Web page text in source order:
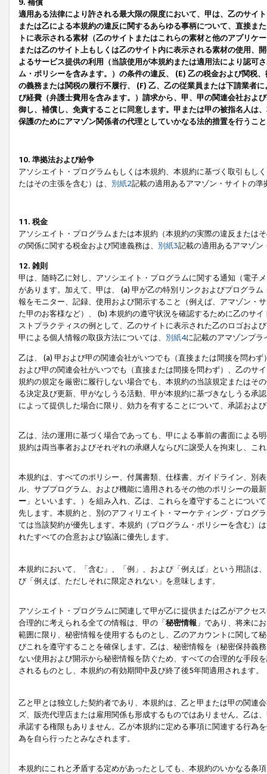
9. 補償
適用ある法律により許される最大限の限度において、甲は、乙のサイ
または乙による本規約の違反に関するあらゆる事柄について、直接ま
トに表示される素材（乙のサイトまたはこれらの素材と他のアプリ
または乙のサイト上もしくは乙のサイト内に表示される素材の使用、
よるサービス提供の利用（当該使用が本規約または適用法により認可
ム・ポリシーを含みます。）の条件の違反、 (E) 乙の税金および関税
の義務または関税の履行不履行、 (F) 乙、乙の従業員または下請業者
び経費（弁護士費用を含みます。）請求から、甲、甲の関連会社およ
御し、補償し、免責することに同意します。甲または甲の被指名人は
保護のためにアマゾン関係者の代理としていかなる法的措置を行うこ
10. 準拠法および紛争
アソシエイト・プログラムもしくは本規約、本規約に基づく取引もし
たはその主張を含む）は、 別紙2記載の適用あるアマゾン・サイトの
11. 税金
アソシエイト・プログラムまたは本規約（本規約の実際の違反または
の関係に関する税金および関連義務は、 別紙3記載の適用あるアマゾン
12. 雑則
甲は、随時乙に対し、アソシエイト・プログラムに関する通知（電子
があります。加えて、甲は、 (a) 甲が乙の特別リンクおよびプログラ
報をモニター、記録、使用および開示すること（例えば、アマゾン・
た甲のお客様など）、 (b) 本規約の遵守状況を確認するために乙のサ
ストプラクティスの例として、乙のサイトに表示された乙のロゴおよ
甲による個人情報の取扱方法については、 別紙4に記載のアマゾンプ
乙は、 (a) 甲および甲の関連会社がいつでも（直接または間接を問わ
および甲の関連会社がいつでも（直接または間接を問わず）、乙のサ
規約の規定を厳密に履行しない場合でも、本規約の当該規定またはそ
る決定及び更新、甲がなしうる活動、甲が本規約に基づきなしうる承
によって提供した場合に限り、効力を有することについて、承諾およ
乙は、法の運用に基づく場合であっても、甲による事前の書面による
規約は両当事者およびそれぞれの承継人ならびに譲受人を拘束し、こ
本規約は、すべてのポリシー、付属書類、仕様書、ガイドライン、別
ル、サブプログラム、および機能に適用されるその他のポリシーの最
ー 」といいます。）を組み入れ、乙は、これらを遵守することにつ
先します。本規約と、別のアフィリエイト・マーケティング・プログ
ては当該契約が優先します。本規約（プログラム・ポリシーを含む）
れたすべての合意および協議に優先します。
本規約において、「含む」、「例」、および「例えば」という用語は
び「例えば、ただしそれに限定されない」を意味します。
アソシエイト・プログラムに関連して甲が乙に提供または乙がアクセ
合理的に考えられる全ての情報は、甲の「秘密情報 」であり、将来に
範囲に限り、秘密情報を使用するものとし、乙のアカウントに関して
びこれを遵守することを確保します。乙は、秘密情報を（秘密保持義
ない使用および開示から秘密情報を防ぐため、すべての合理的な手段
されるものとし、本規約の有効期間中及び終了後5年間適用されます。
乙と甲とは独立した契約者であり、本規約は、乙と甲または甲の関連
ズ、販売代理店または雇用関係も形成するものではありません。乙は
承諾する権限もありません。乙が本規約に定める事項に関連する行為
為を自ら行ったとみなされます。
本規約にこれと矛盾する定めがあったとしても、本規約のいかなる条